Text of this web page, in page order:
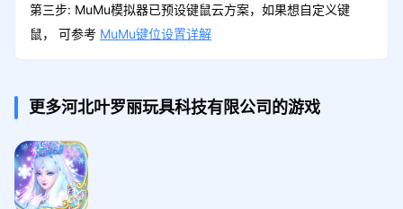
第三步: MuMu模拟器已预设键鼠云方案，如果想自定义键
鼠， 可参考 MuMu键位设置详解
更多河北叶罗丽玩具科技有限公司的游戏